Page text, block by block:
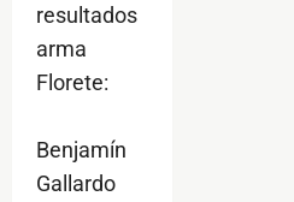
resultados
arma
Florete:
Benjamín
Gallardo